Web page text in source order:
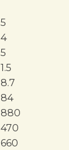
5
4
5
1.5
8.7
84
880
470
660